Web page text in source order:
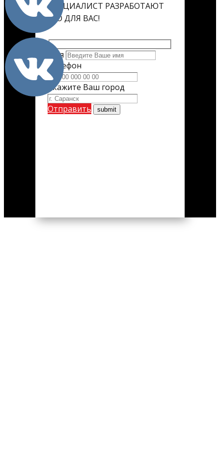
СПЕЦИАЛИСТ РАЗРАБОТАЮТ
ЕГО ДЛЯ ВАС!
Имя
Телефон
Укажите Ваш город
Отправить